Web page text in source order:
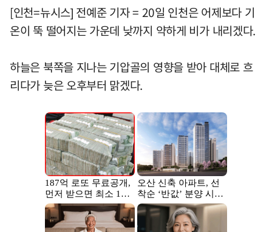
[인천=뉴시스] 전예준 기자 = 20일 인천은 어제보다 기
온이 뚝 떨어지는 가운데 낮까지 약하게 비가 내리겠다.
하늘은 북쪽을 지나는 기압골의 영향을 받아 대체로 흐
리다가 늦은 오후부터 맑겠다.